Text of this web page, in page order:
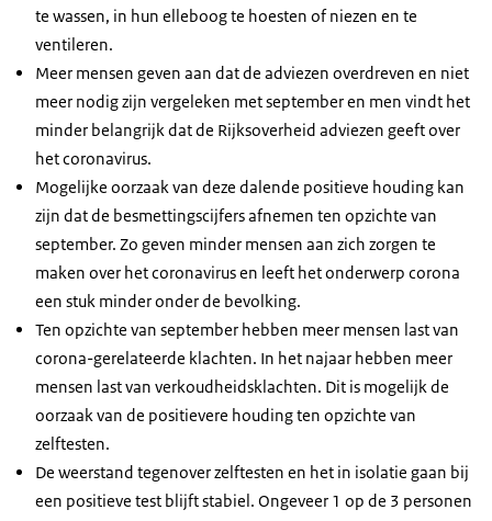
te wassen, in hun elleboog te hoesten of niezen en te
ventileren.
Meer mensen geven aan dat de adviezen overdreven en niet
meer nodig zijn vergeleken met september en men vindt het
minder belangrijk dat de Rijksoverheid adviezen geeft over
het coronavirus.
Mogelijke oorzaak van deze dalende positieve houding kan
zijn dat de besmettingscijfers afnemen ten opzichte van
september. Zo geven minder mensen aan zich zorgen te
maken over het coronavirus en leeft het onderwerp corona
een stuk minder onder de bevolking.
Ten opzichte van september hebben meer mensen last van
corona-gerelateerde klachten. In het najaar hebben meer
mensen last van verkoudheidsklachten. Dit is mogelijk de
oorzaak van de positievere houding ten opzichte van
zelftesten.
De weerstand tegenover zelftesten en het in isolatie gaan bij
een positieve test blijft stabiel. Ongeveer 1 op de 3 personen